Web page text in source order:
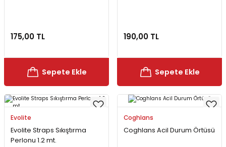
175,00 TL
Sepete Ekle
190,00 TL
Sepete Ekle
Evolite
Evolite Straps Sıkıştırma
Perlonu 1.2 mt.
Coghlans
Coghlans Acil Durum Örtüsü